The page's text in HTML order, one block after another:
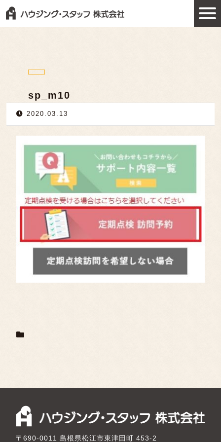
sp_m10
2020.03.13
〒690-0011 島根県松江市東津田町 453-2